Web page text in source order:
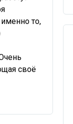
то,
своё